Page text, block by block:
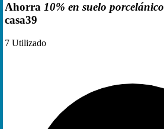
Ahorra 10% en suelo porcelánico
casa39
7 Utilizado